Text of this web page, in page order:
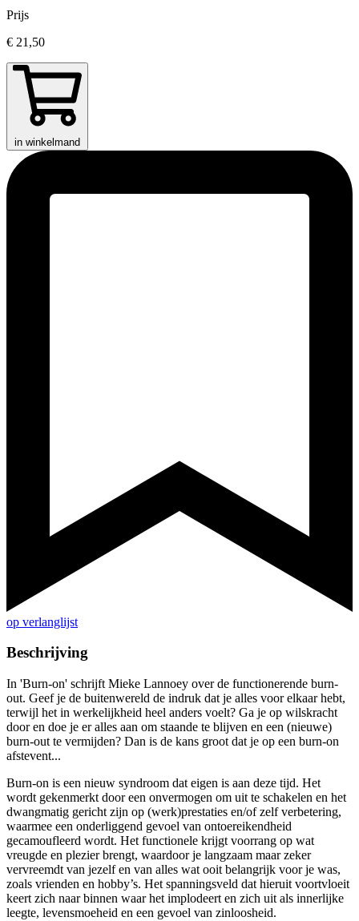
Prijs
€ 21,50
in winkelmand
op verlanglijst
Beschrijving
In 'Burn-on' schrijft Mieke Lannoey over de functionerende burn-
out. Geef je de buitenwereld de indruk dat je alles voor elkaar hebt,
terwijl het in werkelijkheid heel anders voelt? Ga je op wilskracht
door en doe je er alles aan om staande te bl­ijven en een (nieuwe)
burn-out te verm­ijden? Dan is de kans groot dat je op een burn-on
afstevent...
Burn-on is een nieuw syndroom dat eigen is aan deze t­ijd. Het
wordt gekenmerkt door een onvermogen om uit te schakelen en het
dwangmatig gericht z­ijn op (werk)prestaties en/of zelf verbetering,
waarmee een onderliggend gevoel van ontoereikendheid
gecamoufleerd wordt. Het functionele kr­ijgt voorrang op wat
vreugde en plezier brengt, waardoor je langzaam maar zeker
vervreemdt van jezelf en van alles wat ooit belangrijk voor je was,
zoals vrienden en hobby’s. Het spanningsveld dat hieruit voortvloeit
keert zich naar binnen waar het implodeert en zich uit als innerl­ijke
leegte, levensmoeheid en een gevoel van zinloosheid.